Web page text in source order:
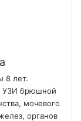
8 лет.
УЗИ брюшной
мочевого
органов